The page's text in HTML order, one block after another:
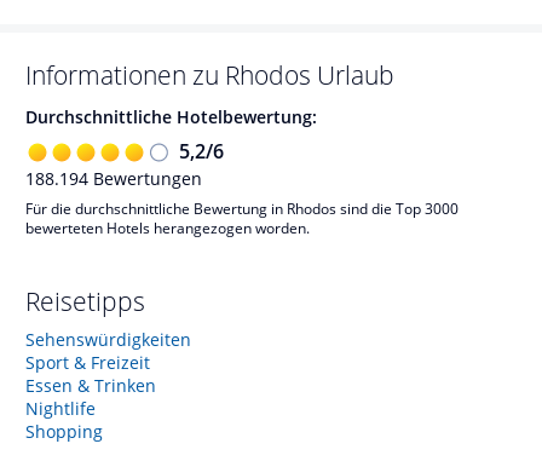
Informationen zu Rhodos Urlaub
Durchschnittliche Hotelbewertung:
5,2/6
188.194 Bewertungen
Für die durchschnittliche Bewertung in Rhodos sind die Top 3000
bewerteten Hotels herangezogen worden.
Reisetipps
Sehenswürdigkeiten
Sport & Freizeit
Essen & Trinken
Nightlife
Shopping